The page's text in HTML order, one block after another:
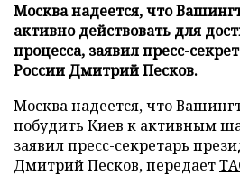
Москва надеется, что
активно действовать для
процесса, заявил пресс-
России Дмитрий Песков.
Москва надеется, что
побудить Киев к активным
заявил пресс-секретарь
Дмитрий Песков, передает